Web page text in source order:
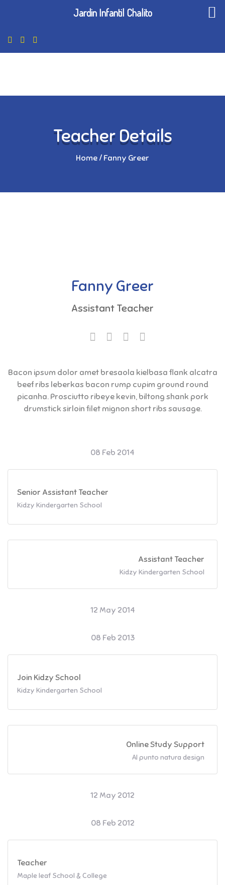
Teacher Details
Home / Fanny Greer
Fanny Greer
Assistant Teacher
Bacon ipsum dolor amet bresaola kielbasa flank alcatra
beef ribs leberkas bacon rump cupim ground round
picanha. Prosciutto ribeye kevin, biltong shank pork
drumstick sirloin filet mignon short ribs sausage.
08 Feb 2014
Senior Assistant Teacher
Kidzy Kindergarten School
Assistant Teacher
Kidzy Kindergarten School
12 May 2014
08 Feb 2013
Join Kidzy School
Kidzy Kindergarten School
Online Study Support
Al punto natura design
12 May 2012
08 Feb 2012
Teacher
Maple leaf School & College
Jardin Infantil Chalito